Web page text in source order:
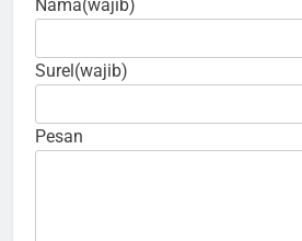
Nama(wajib)
Surel(wajib)
Pesan